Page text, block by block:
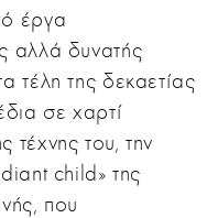
έργα
αλλά δυνατής
τέλη της δεκαετίας
σε χαρτί
τέχνης του, την
child» της
που